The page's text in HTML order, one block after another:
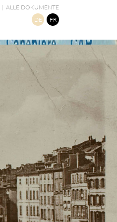
| ALLE DOKUMENTE
DE
FR